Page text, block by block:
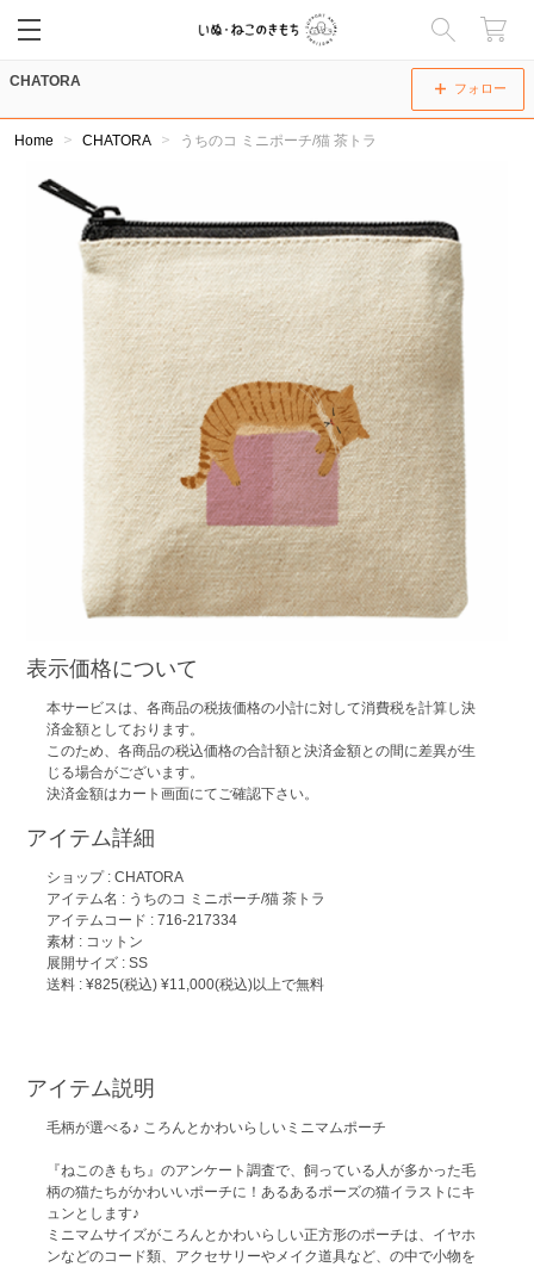
閉じる
CHATORA フォロー
Home CHATORA うちのコ ミニポーチ/猫 茶トラ
表示価格について
本サービスは、各商品の税抜価格の小計に対して消費税を計算し決
済金額としております。
このため、各商品の税込価格の合計額と決済金額との間に差異が生
じる場合がございます。
決済金額はカート画面にてご確認下さい。
アイテム詳細
ショップ :CHATORA
アイテム名 : うちのコ ミニポーチ/猫 茶トラ
アイテムコード : 716-217334
素材 : コットン
展開サイズ : SS
送料 : ¥825(税込) ¥11,000(税込)以上で無料
アイテム説明
毛柄が選べる♪ ころんとかわいらしいミニマムポーチ
『ねこのきもち』のアンケート調査で、飼っている人が多かった毛
柄の猫たちがかわいいポーチに！あるあるポーズの猫イラストにキ
ュンとします♪
ミニマムサイズがころんとかわいらしい正方形のポーチは、イヤホ
ンなどのコード類、アクセサリーやメイク道具など、の中で小物を